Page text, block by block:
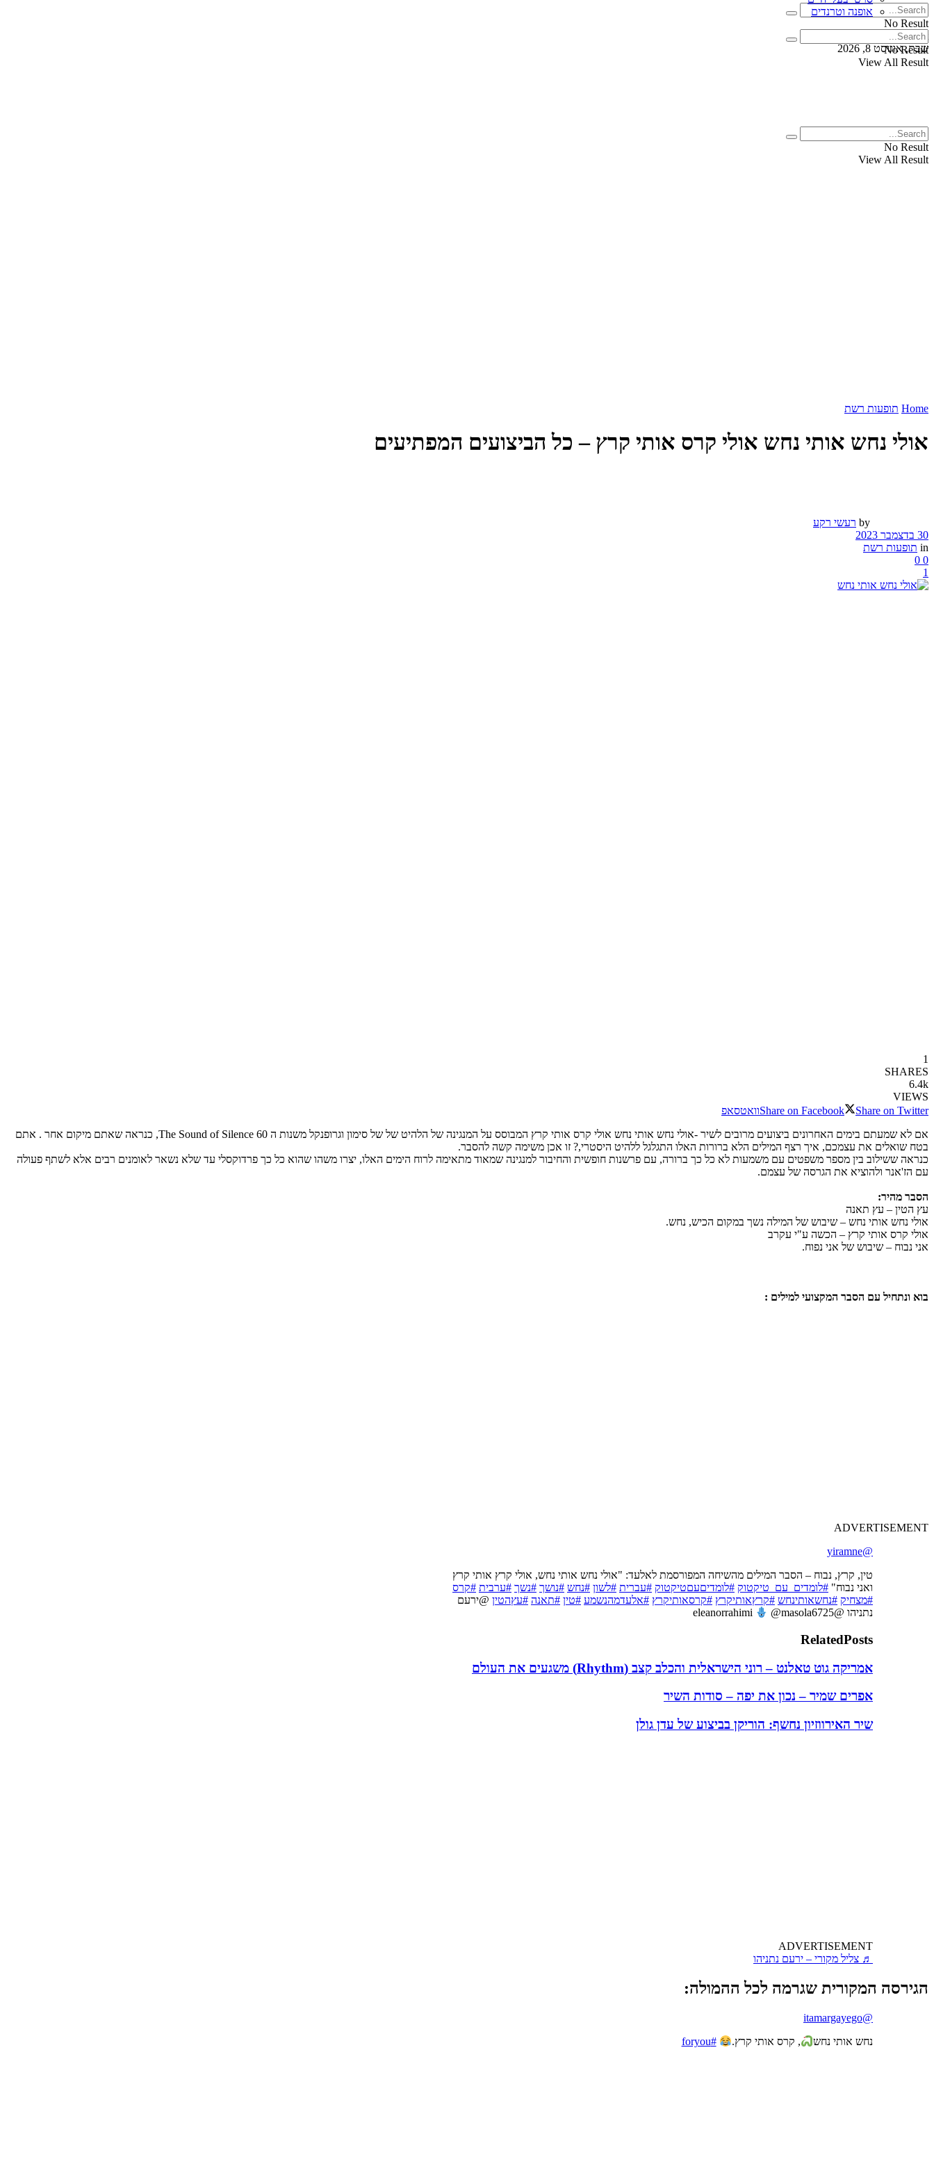
No Result
View All Result
שבת, אוגוסט 8, 2026
אופנה וטרנדים
No Result
View All Result
No Result
View All Result
Home תופעות רשת
אולי נחש אותי נחש אולי קרס אותי קרץ – כל הביצועים המפתיעים
by רעשי רקע
30 בדצמבר 2023
in תופעות רשת
0
0
1
1
SHARES
6.4k
VIEWS
Share on Facebook
Share on Twitter
וואטסאפ
אם לא שמעתם בימים האחרונים ביצועים מרובים לשיר -אולי נחש אותי נחש אולי קרס אותי קרץ המבוסס על המנגינה של הלהיט של של סימון וגרופנקל משנות ה 60 The Sound of Silence, כנראה שאתם מיקום אחר . אתם
בטח שואלים את עצמכם, איך רצף המילים הלא ברורות האלו התגלגל ללהיט היסטרי,? זו אכן משימה קשה להסבר.
כנראה ששילוב בין מספר משפטים עם משמעות לא כל כך ברורה, עם פרשנות חופשית והחיבור למנגינה שמאוד מתאימה לרוח הימים האלו, יצרו משהו שהוא כל כך פרדוקסלי עד שלא נשאר לאומנים רבים אלא לשתף פעולה
עם הז'אנר ולהוציא את הגרסה של עצמם.
הסבר מהיר:
עץ הטין – עץ תאנה
אולי נחש אותי נחש – שיבוש של המילה נשך במקום הכיש, נחש.
אולי קרס אותי קרץ – הכשה ע"י עקרב
אני נבוח – שיבוש של אני נפוח.
בוא ונתחיל עם הסבר המקצועי למילים :
ADVERTISEMENT
@yiramne
טין, קרץ, נבוח – הסבר המילים מהשיחה המפורסמת לאלעד: "אולי נחש אותי נחש, אולי קרץ אותי קרץ
ואני נבוח" #לומדים_עם_טיקטוק #לומדיםעםטיקטוק #עברית #לשון #נחש #נושך #נשך #ערבית #קרס
#מצחיק #נחשאותינחש #קרץאותיקרץ #קרסאותיקרץ #אלעדמהנשמע #טין #תאנה #עץהטין @ירעם
נתניהו @eleanorrahimi@masola6725
RelatedPosts
אמריקה גוט טאלנט – רוני הישראלית והכלב קצב (Rhythm) משגעים את העולם
אפרים שמיר – נכון את יפה – סודות השיר
שיר האירווזיון נחשף: הוריקן בביצוע של עדן גולן
ADVERTISEMENT
♬ צליל מקורי – ירעם נתניהו
הגירסה המקורית שגרמה לכל ההמולה:
@itamargayego
נחש אותי נחש , קרס אותי קרץ. #foryou